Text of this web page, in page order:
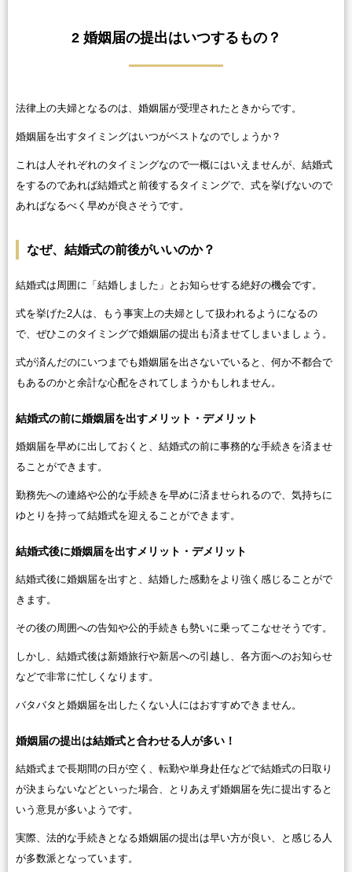
2 婚姻届の提出はいつするもの？
法律上の夫婦となるのは、婚姻届が受理されたときからです。
婚姻届を出すタイミングはいつがベストなのでしょうか？
これは人それぞれのタイミングなので一概にはいえませんが、結婚式
をするのであれば結婚式と前後するタイミングで、式を挙げないので
あればなるべく早めが良さそうです。
なぜ、結婚式の前後がいいのか？
結婚式は周囲に「結婚しました」とお知らせする絶好の機会です。
式を挙げた2人は、もう事実上の夫婦として扱われるようになるの
で、ぜひこのタイミングで婚姻届の提出も済ませてしまいましょう。
式が済んだのにいつまでも婚姻届を出さないでいると、何か不都合で
もあるのかと余計な心配をされてしまうかもしれません。
結婚式の前に婚姻届を出すメリット・デメリット
婚姻届を早めに出しておくと、結婚式の前に事務的な手続きを済ませ
ることができます。
勤務先への連絡や公的な手続きを早めに済ませられるので、気持ちに
ゆとりを持って結婚式を迎えることができます。
結婚式後に婚姻届を出すメリット・デメリット
結婚式後に婚姻届を出すと、結婚した感動をより強く感じることがで
きます。
その後の周囲への告知や公的手続きも勢いに乗ってこなせそうです。
しかし、結婚式後は新婚旅行や新居への引越し、各方面へのお知らせ
などで非常に忙しくなります。
バタバタと婚姻届を出したくない人にはおすすめできません。
婚姻届の提出は結婚式と合わせる人が多い！
結婚式まで長期間の日が空く、転勤や単身赴任などで結婚式の日取り
が決まらないなどといった場合、とりあえず婚姻届を先に提出すると
いう意見が多いようです。
実際、法的な手続きとなる婚姻届の提出は早い方が良い、と感じる人
が多数派となっています。